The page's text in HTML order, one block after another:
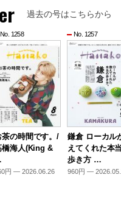
過去の号はこちらから
No. 1258
茶の時間です。/
橋海人(King &
円 — 2026.06.26
No. 1257
鎌倉 ローカル
えてくれた本
歩き方 …
960円 —